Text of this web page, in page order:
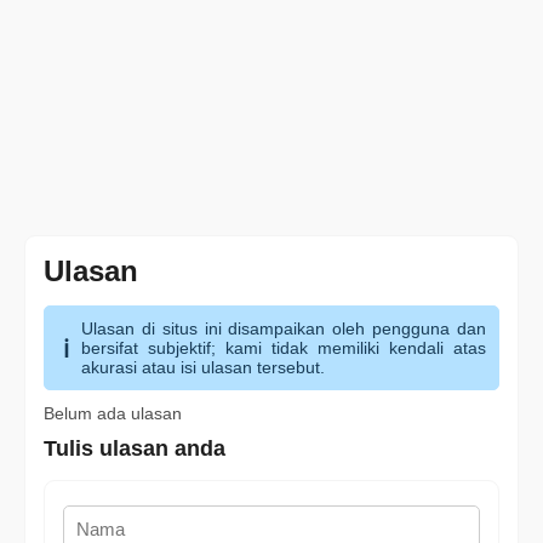
Ulasan
Ulasan di situs ini disampaikan oleh pengguna dan
bersifat subjektif; kami tidak memiliki kendali atas
akurasi atau isi ulasan tersebut.
Belum ada ulasan
Tulis ulasan anda